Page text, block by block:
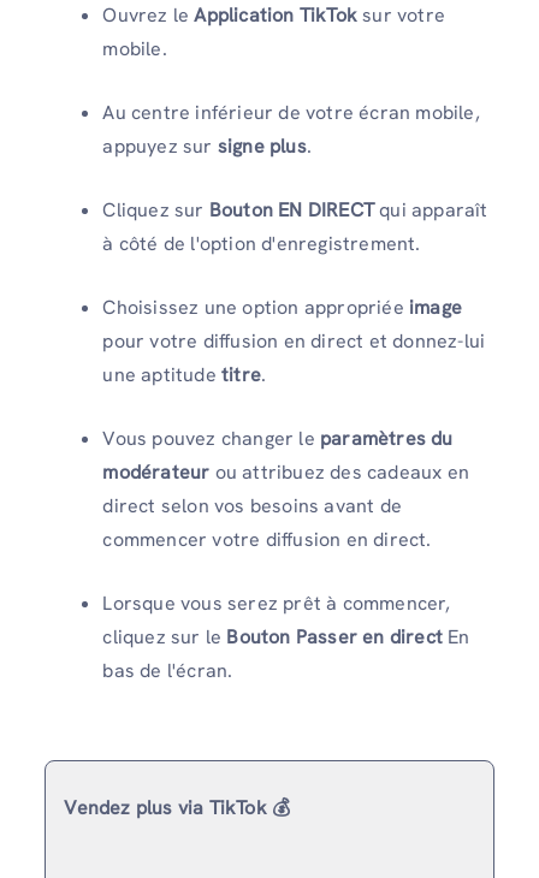
Ouvrez leApplication TikToksur votre
mobile.
Au centre inférieur de votre écran mobile,
appuyez sur signe plus.
Cliquez sur Bouton EN DIRECTqui apparaît
à côté de l'option d'enregistrement.
Choisissez une option appropriée image
pour votre diffusion en direct et donnez-lui
une aptitude titre.
Vous pouvez changer le paramètres du
modérateur ou attribuez des cadeaux en
direct selon vos besoins avant de
commencer votre diffusion en direct.
Lorsque vous serez prêt à commencer,
cliquez sur le Bouton Passer en direct En
bas de l'écran.
Vendez plus via TikTok 💰